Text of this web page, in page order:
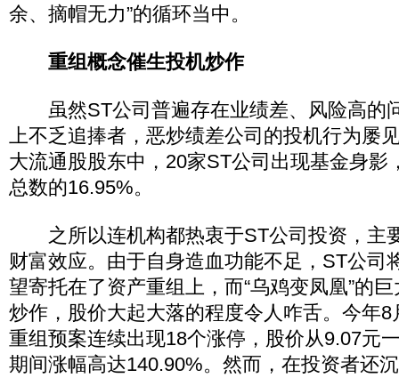
余、摘帽无力”的循环当中。
重组概念催生投机炒作
虽然ST公司普遍存在业绩差、风险高的
上不乏追捧者，恶炒绩差公司的投机行为屡
大流通股股东中，20家ST公司出现基金身影
总数的16.95%。
之所以连机构都热衷于ST公司投资，主
财富效应。由于自身造血功能不足，ST公司
望寄托在了资产重组上，而“乌鸡变凤凰”的
炒作，股价大起大落的程度令人咋舌。今年
重组预案连续出现18个涨停，股价从9.07元
期间涨幅高达140.90%。然而，在投资者还